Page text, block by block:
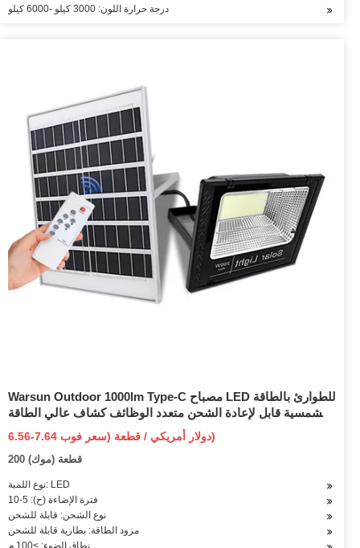
درجة حرارة اللون: 3000 كيلو -6000 كيلو
Warsun Outdoor 1000lm Type-C مصباح LED للطوارئ بالطاقة
الشمسية قابل لإعادة الشحن متعدد الوظائف كشاف عالي الطاقة
6.56-7.64 دولار أمريكي / قطعة (سعر فوب)
200 قطعة (موك)
نوع اللمبة: LED
فترة الإضاءة (ح): 5-10
نوع الشحن: قابلة للشحن
مزود الطاقة: بطارية قابلة للشحن
نطاق الضوء: >100 م